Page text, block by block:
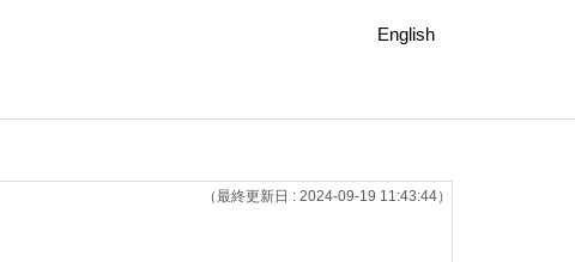
English
（最終更新日 : 2024-09-19 11:43:44）